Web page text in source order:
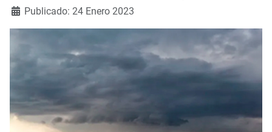
Detalles
Publicado: 24 Enero 2023